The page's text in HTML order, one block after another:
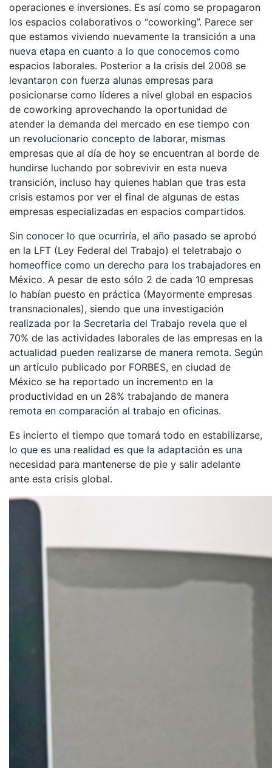
operaciones e inversiones. Es así como se propagaron
los espacios colaborativos o “coworking”. Parece ser
que estamos viviendo nuevamente la transición a una
nueva etapa en cuanto a lo que conocemos como
espacios laborales. Posterior a la crisis del 2008 se
levantaron con fuerza alunas empresas para
posicionarse como líderes a nivel global en espacios
de coworking aprovechando la oportunidad de
atender la demanda del mercado en ese tiempo con
un revolucionario concepto de laborar, mismas
empresas que al día de hoy se encuentran al borde de
hundirse luchando por sobrevivir en esta nueva
transición, incluso hay quienes hablan que tras esta
crisis estamos por ver el final de algunas de estas
empresas especializadas en espacios compartidos.
Sin conocer lo que ocurriría, el año pasado se aprobó
en la LFT (Ley Federal del Trabajo) el teletrabajo o
homeoffice como un derecho para los trabajadores en
México. A pesar de esto sólo 2 de cada 10 empresas
lo habían puesto en práctica (Mayormente empresas
transnacionales), siendo que una investigación
realizada por la Secretaria del Trabajo revela que el
70% de las actividades laborales de las empresas en la
actualidad pueden realizarse de manera remota. Según
un artículo publicado por FORBES, en ciudad de
México se ha reportado un incremento en la
productividad en un 28% trabajando de manera
remota en comparación al trabajo en oficinas.
Es incierto el tiempo que tomará todo en estabilizarse,
lo que es una realidad es que la adaptación es una
necesidad para mantenerse de pie y salir adelante
ante esta crisis global.